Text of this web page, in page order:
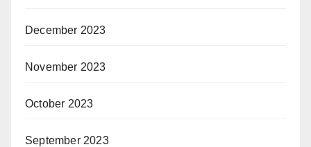
December 2023
November 2023
October 2023
September 2023